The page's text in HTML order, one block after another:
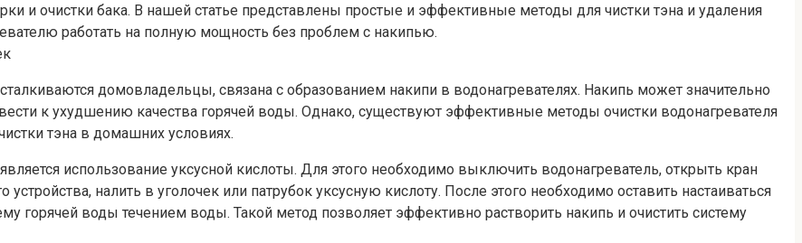
и очистки бака. В нашей статье представлены простые и эффективные методы для чистки тэна и удаления
работать на полную мощность без проблем с накипью.
домовладельцы, связана с образованием накипи в водонагревателях. Накипь может значительно
к ухудшению качества горячей воды. Однако, существуют эффективные методы очистки водонагревателя
тэна в домашних условиях.
использование уксусной кислоты. Для этого необходимо выключить водонагреватель, открыть кран
налить в уголочек или патрубок уксусную кислоту. После этого необходимо оставить настаиваться
горячей воды течением воды. Такой метод позволяет эффективно растворить накипь и очистить систему